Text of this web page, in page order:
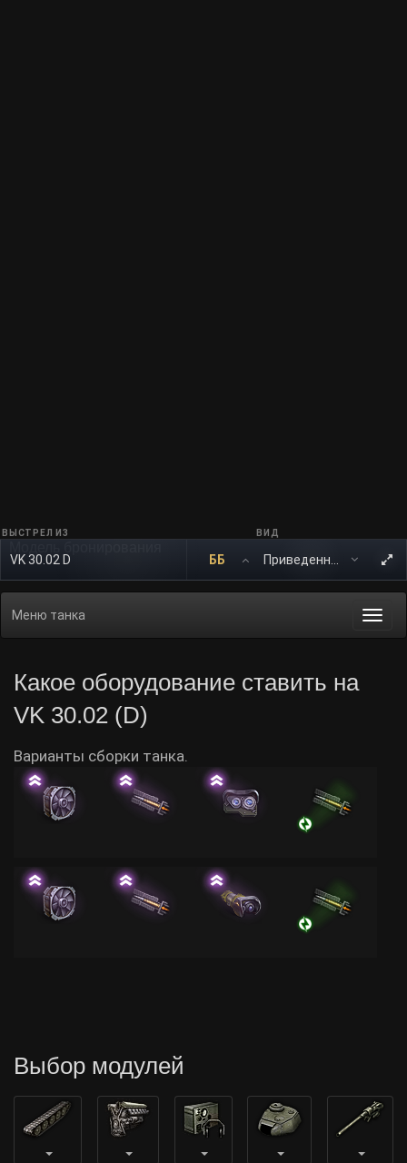
ВЫСТРЕЛ ИЗ
VK 30.02 D ББ
ВИД
Меню танка
Какое оборудование ставить на
VK 30.02 (D)
Варианты сборки танка.
Выбор модулей